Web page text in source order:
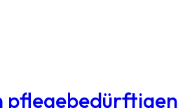
pflegebedürftigen